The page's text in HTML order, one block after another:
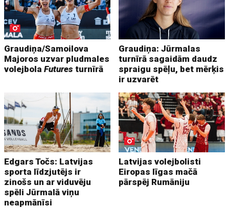
Graudiņa/Samoilova
Majoros uzvar pludmales
volejbolaFutures turnīrā
Graudiņa: Jūrmalas
turnīrā sagaidām daudz
spraigu spēļu, bet mērķis
ir uzvarēt
Edgars Točs: Latvijas
sporta līdzjutējs ir
zinošs un ar viduvēju
spēli Jūrmalā viņu
neapmānīsi
Latvijas volejbolisti
Eiropas līgas mačā
pārspēj Rumāniju